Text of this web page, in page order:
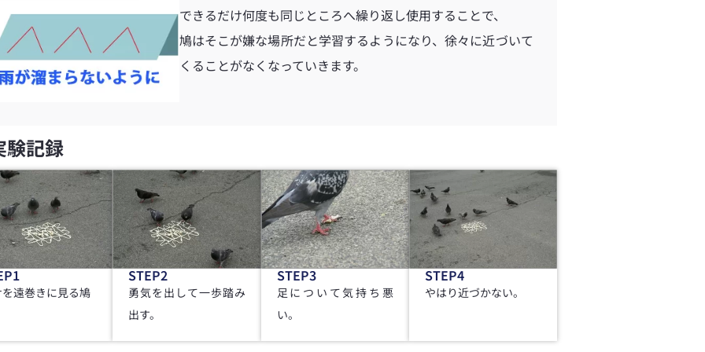
できるだけ何度も同じところへ繰り返し使用することで、
鳩はそこが嫌な場所だと学習するようになり、徐々に近づいて
くることがなくなっていきます。
験記録
遠巻きに見る鳩
STEP2
勇気を出して一歩踏み
出す。
STEP3
足について気持ち悪
い。
STEP4
やはり近づかない。